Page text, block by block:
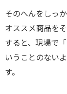
そのへんをしっ
オススメ商品を
すると、現場で
いうことのない
す。